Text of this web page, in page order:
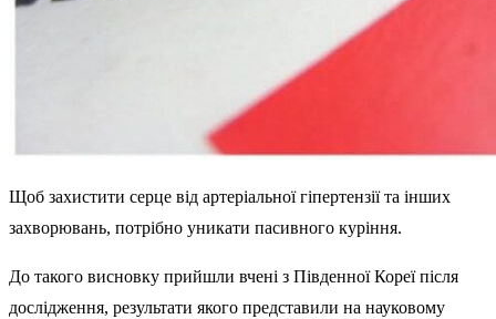
Щоб захистити серце від артеріальної гіпертензії та інших
захворювань, потрібно уникати пасивного куріння.
До такого висновку прийшли вчені з Південної Кореї після
дослідження, результати якого представили на науковому